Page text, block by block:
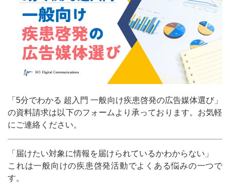
「5分でわかる 超入門 一般向け疾患啓発の広告媒体選び」
の資料請求は以下のフォームより承っております。お気軽
にご連絡ください。
「届けたい対象に情報を届けられているかわからない」
これは一般向けの疾患啓発活動でよくある悩みの一つで
す。